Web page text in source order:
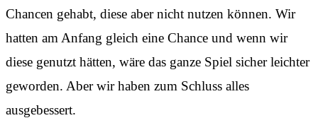
Chancen gehabt, diese aber nicht nutzen können. Wir
hatten am Anfang gleich eine Chance und wenn wir
diese genutzt hätten, wäre das ganze Spiel sicher leichter
geworden. Aber wir haben zum Schluss alles
ausgebessert.